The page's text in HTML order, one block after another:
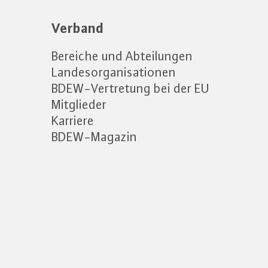
Verband
Bereiche und Abteilungen
Landesorganisationen
BDEW-Vertretung bei der EU
Mitglieder
Karriere
BDEW-Magazin